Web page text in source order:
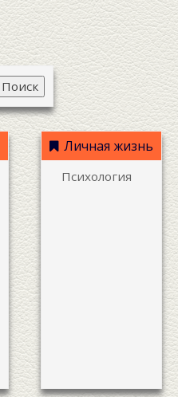
Поиск
Личная жизнь
Психология